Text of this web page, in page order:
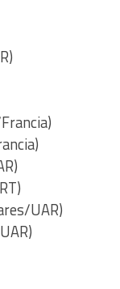
UAR)